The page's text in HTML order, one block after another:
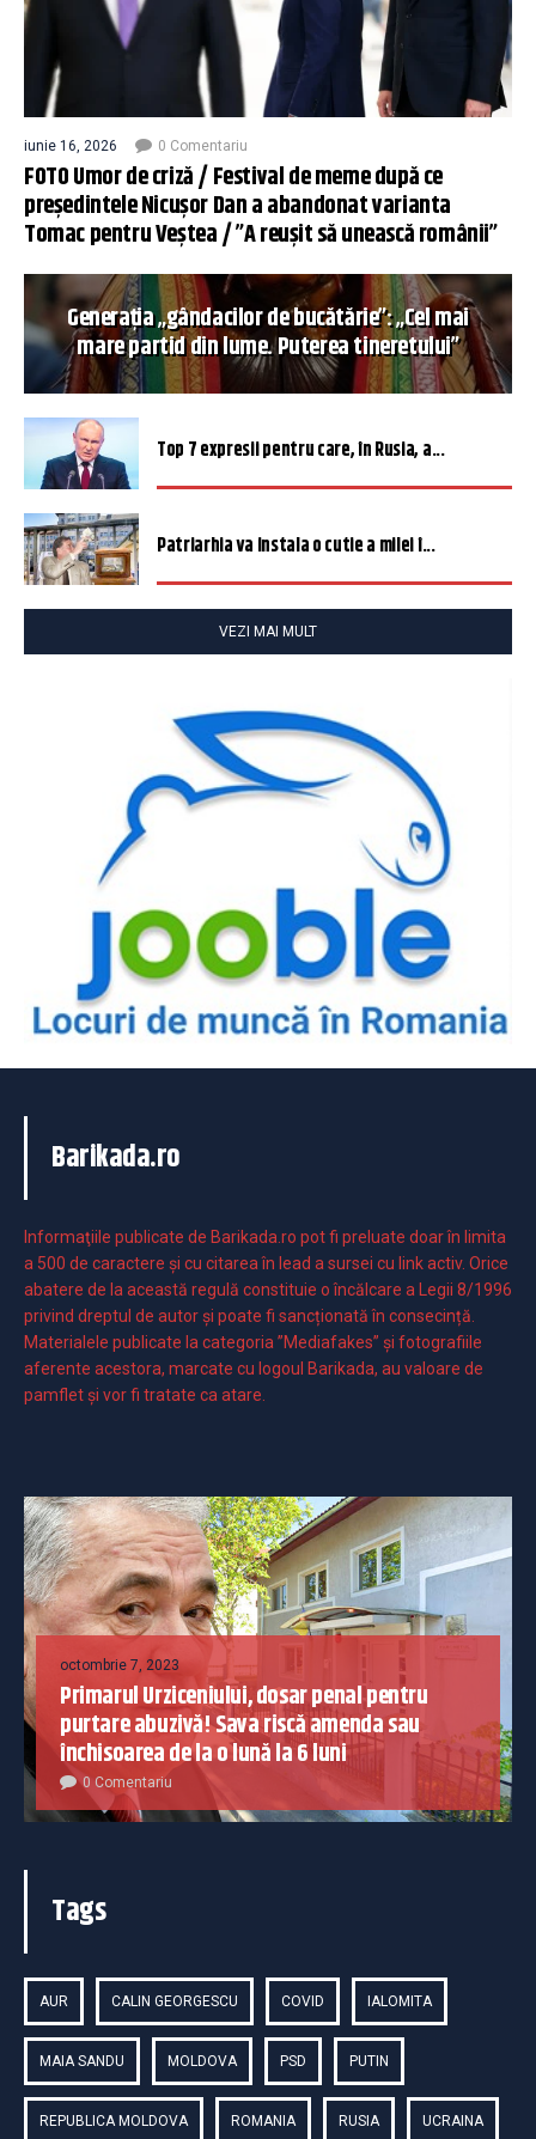
iunie 16, 2026 0 Comentariu
FOTO Umor de criză / Festival de meme după ce
președintele Nicușor Dan a abandonat varianta
Tomac pentru Veștea / ”A reușit să unească românii”
Generația „gândacilor de bucătărie”: „Cel mai
mare partid din lume. Puterea tineretului”
Top 7 expresii pentru care, în Rusia, a...
Patriarhia va instala o cutie a milei î...
VEZI MAI MULT
Barikada.ro
Informaţiile publicate de Barikada.ro pot fi preluate doar în limita
a 500 de caractere şi cu citarea în lead a sursei cu link activ. Orice
abatere de la această regulă constituie o încălcare a Legii 8/1996
privind dreptul de autor și poate fi sancționată în consecință.
Materialele publicate la categoria ”Mediafakes” și fotografiile
aferente acestora, marcate cu logoul Barikada, au valoare de
pamflet și vor fi tratate ca atare.
octombrie 7, 2023
Primarul Urziceniului, dosar penal pentru
purtare abuzivă! Sava riscă amenda sau
închisoarea de la o lună la 6 luni
0 Comentariu
Tags
AUR CALIN GEORGESCU COVID IALOMITA
MAIA SANDU MOLDOVA PSD PUTIN
REPUBLICA MOLDOVA ROMANIA RUSIA UCRAINA